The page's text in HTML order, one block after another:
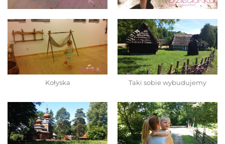
Kołyska Taki sobie wybudujemy